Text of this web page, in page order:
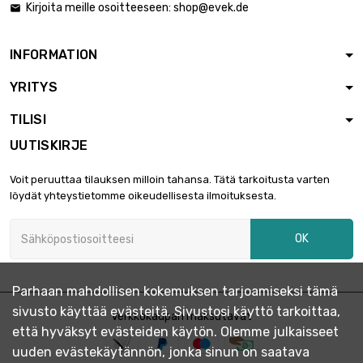
pituus : 1 meter
koko : 31.75mm ( 1
1/4 inch )
koko : 38.1mm ( 1
(59.06" inch)
(78.74" inch)
koko : 38.1mm ( 1
2 772,80 € 
pituus : 1 meter
3/4 inch )
2 358,77 € 
pituus : 1.5 meter
(59.06" inch)
koko : 44.45mm ( 1
3 184,44 € 
 Kirjoita meille osoitteeseen: shop@evek.de
INFORMATION
YRITYS
TILISI
UUTISKIRJE
Voit peruuttaa tilauksen milloin tahansa. Tätä tarkoitusta varten
löydät yhteystietomme oikeudellisesta ilmoituksesta.
OK
Verkkokaupan maksutavat
Parhaan mahdollisen kokemuksen tarjoamiseksi tämä
sivusto käyttää evästeitä. Sivustosi käyttö tarkoittaa,
että hyväksyt evästeiden käytön. Olemme julkaisseet
uuden evästekäytännön, jonka sinun on saatava